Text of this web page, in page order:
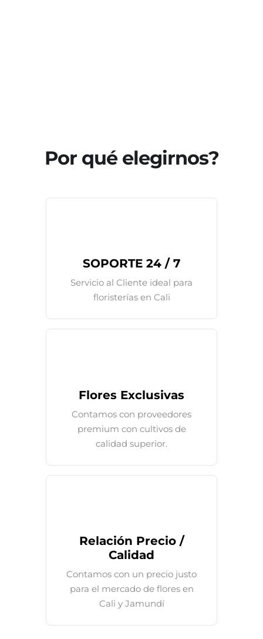
Por qué elegirnos?
SOPORTE 24 / 7
Servicio al Cliente ideal para
floristerías en Cali
Flores Exclusivas
Contamos con proveedores
premium con cultivos de
calidad superior.
Relación Precio /
Calidad
Contamos con un precio justo
para el mercado de flores en
Cali y Jamundí